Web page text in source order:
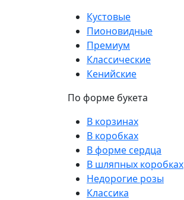
Кустовые
Пионовидные
Премиум
Классические
Кенийские
По форме букета
В корзинах
В коробках
В форме сердца
В шляпных коробках
Недорогие розы
Классика